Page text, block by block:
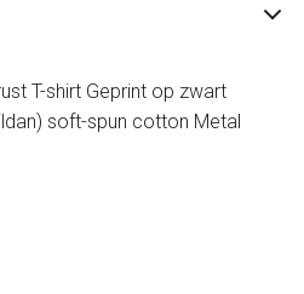
T-shirt Geprint op zwart
soft-spun cotton Metal